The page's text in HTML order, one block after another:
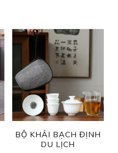
BỘ KHẢI BẠCH ĐỊNH
DU LỊCH